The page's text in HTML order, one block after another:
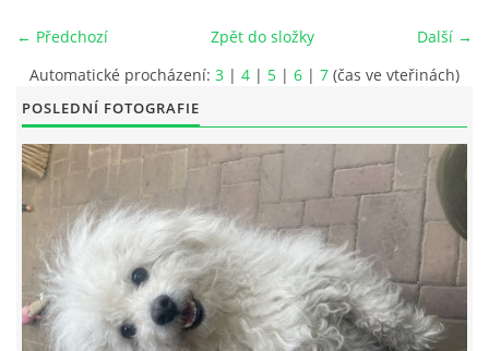
← Předchozí Další →
Zpět do složky
Automatické procházení: 3 | 4 | 5 | 6 | 7 (čas ve vteřinách)
POSLEDNÍ FOTOGRAFIE